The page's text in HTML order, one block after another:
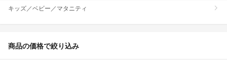
キッズ／ベビー／マタニティ
商品の価格で絞り込み